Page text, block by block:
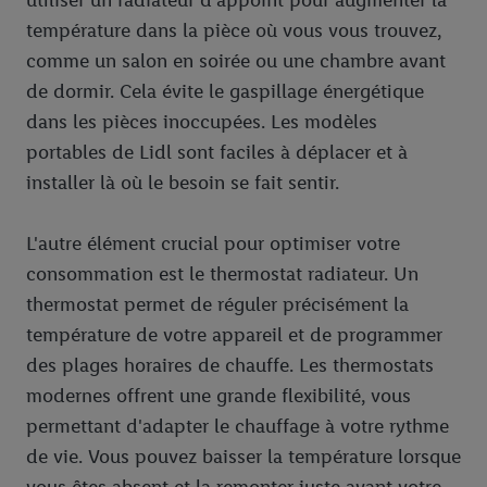
température dans la pièce où vous vous trouvez,
comme un salon en soirée ou une chambre avant
de dormir. Cela évite le gaspillage énergétique
dans les pièces inoccupées. Les modèles
portables de Lidl sont faciles à déplacer et à
installer là où le besoin se fait sentir.
L'autre élément crucial pour optimiser votre
consommation est le thermostat radiateur. Un
thermostat permet de réguler précisément la
température de votre appareil et de programmer
des plages horaires de chauffe. Les thermostats
modernes offrent une grande flexibilité, vous
permettant d'adapter le chauffage à votre rythme
de vie. Vous pouvez baisser la température lorsque
Sous « Personnaliser », vous pouvez autoriser des finalités
individuelles et trouver de plus amples informations sur le
traitement des données.
En cliquant sur « Refuser », vous pouvez autoriser uniquement
l’utilisation des technologies nécessaires. En cliquant sur «
Accepter », vous autorisez tous les traitements pour toutes les
finalités susmentionnées. Vous trouverez de plus amples
informations sur la durée de conservation des données et votre
pour l’avenir dans notredéclaration relative à la protection des
données.Vous trouverez les impressions ici.